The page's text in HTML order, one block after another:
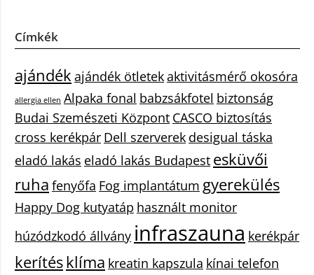
Címkék
ajándékajándék ötletekaktivitásmérő okosóra
allergia ellen Alpaka fonal babzsákfotel biztonság
Budai Szemészeti Központ CASCO biztosítás
cross kerékpár Dell szerverek desigual táska
eladó lakás eladó lakás Budapest esküvői
ruha fenyőfa Fog implantátum gyerekülés
Happy Dog kutyatáp használt monitor
húzódzkodó állvány infraszauna kerékpár
kerítésklíma kreatin kapszula kínai telefon